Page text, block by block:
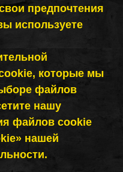
предпочтения
используете
которые мы
файлов
нашу
файлов cookie
нашей